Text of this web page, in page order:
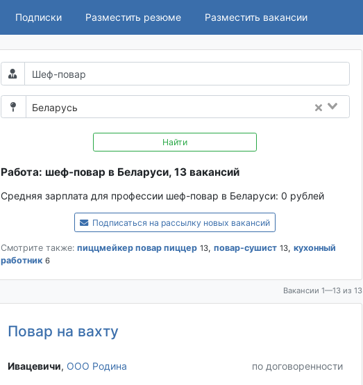
Подписки Разместить резюме Разместить вакансии
Беларусь
Найти
Работа: шеф-повар в Беларуси, 13 вакансий
Средняя зарплата для профессии шеф-повар в Беларуси: 0 рублей
Подписаться на рассылку новых вакансий
Смотрите также: пиццмейкер повар пиццер 13, повар-сушист 13, кухонный
работник 6
Вакансии 1—13 из 13
Повар на вахту
Ивацевичи‎, ООО Родина по договоренности